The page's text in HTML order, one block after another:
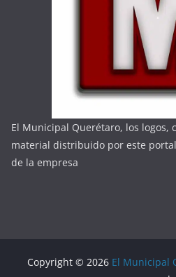
El Municipal Querétaro, los logos,
material distribuido por este
de la empresa
Copyright © 2026 El Municipal